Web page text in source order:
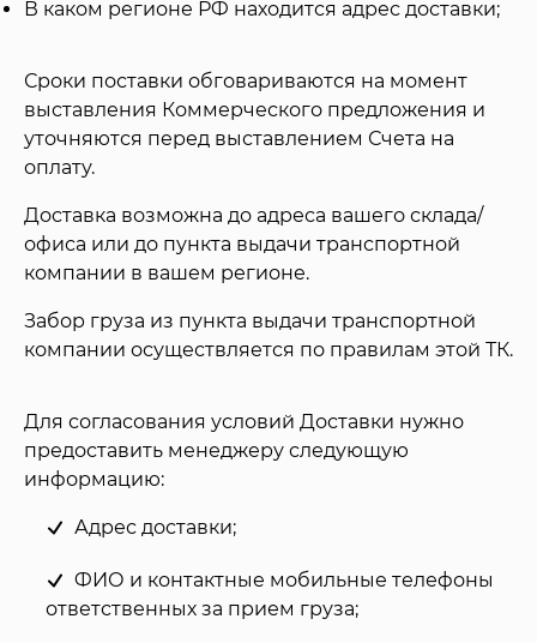
В каком регионе РФ находится адрес доставки;
Сроки поставки обговариваются на момент
выставления Коммерческого предложения и
уточняются перед выставлением Счета на
оплату.
Доставка возможна до адреса вашего склада/
офиса или до пункта выдачи транспортной
компании в вашем регионе.
Забор груза из пункта выдачи транспортной
компании осуществляется по правилам этой ТК.
Для согласования условий Доставки нужно
предоставить менеджеру следующую
информацию:
Адрес доставки;
ФИО и контактные мобильные телефоны
ответственных за прием груза;